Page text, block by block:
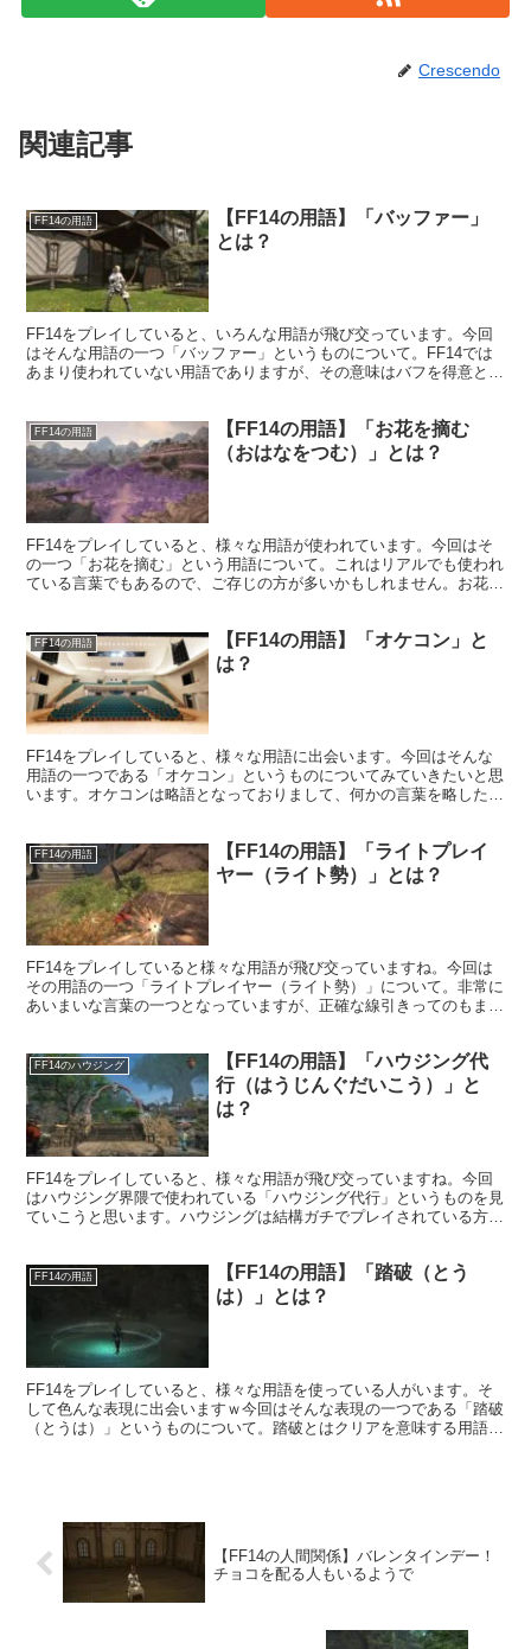
Crescendo
関連記事
FF14の用語
【FF14の用語】「バッファー」
とは？
FF14をプレイしていると、いろんな用語が飛び交っています。今回
はそんな用語の一つ「バッファー」というものについて。FF14では
あまり使われていない用語でありますが、その意味はバフを得意とす
FF14の用語
【FF14の用語】「お花を摘む
（おはなをつむ）」とは？
FF14をプレイしていると、様々な用語が使われています。今回はそ
の一つ「お花を摘む」という用語について。これはリアルでも使われ
ている言葉でもあるので、ご存じの方が多いかもしれません。お花を
FF14の用語
【FF14の用語】「オケコン」と
は？
FF14をプレイしていると、様々な用語に出会います。今回はそんな
用語の一つである「オケコン」というものについてみていきたいと思
います。オケコンは略語となっておりまして、何かの言葉を略したも
FF14の用語
【FF14の用語】「ライトプレイ
ヤー（ライト勢）」とは？
FF14をプレイしていると様々な用語が飛び交っていますね。今回は
その用語の一つ「ライトプレイヤー（ライト勢）」について。非常に
あいまいな言葉の一つとなっていますが、正確な線引きってのもまた
FF14のハウジング
【FF14の用語】「ハウジング代
行（はうじんぐだいこう）」と
は？
FF14をプレイしていると、様々な用語が飛び交っていますね。今回
はハウジング界隈で使われている「ハウジング代行」というものを見
ていこうと思います。ハウジングは結構ガチでプレイされている方も
FF14の用語
【FF14の用語】「踏破（とう
は）」とは？
FF14をプレイしていると、様々な用語を使っている人がいます。そ
して色んな表現に出会いますｗ今回はそんな表現の一つである「踏破
（とうは）」というものについて。踏破とはクリアを意味する用語と
【FF14の人間関係】バレンタインデー！
チョコを配る人もいるようで